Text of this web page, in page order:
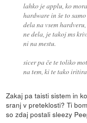
lahko je applu, ko
hardware in še to
dela na vsem
ne dela, je takoj ms
ni na mestu.
sicer pa če te toliko
na tem, ki te tako
Zakaj pa taisti sistem in
sranj v preteklosti? Ti
so zdaj postali sleezy